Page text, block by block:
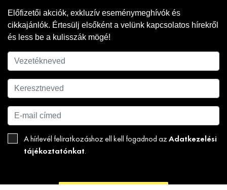
Előfizetői akciók, exkluzív eseménymeghívók és
cikkajánlók. Értesülj elsőként a velünk kapcsolatos hírekről
és less be a kulisszák mögé!
A hírlevél feliratkozáshoz ell kell fogadnod az Adatkezelési
tájékoztatónkat.